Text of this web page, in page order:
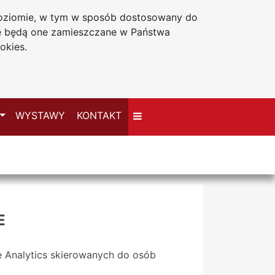
w tym w sposób dostosowany do
one zamieszczane w Państwa
Deklaracja dostępności
Przełącz
WYSTAWY KONTAKT
Analytics skierowanych do osób